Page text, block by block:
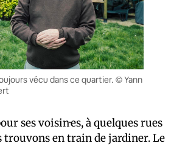
vécu dans ce quartier. © Yann
ses voisin·es, à quelques rues
trouvons en train de jardiner. Le